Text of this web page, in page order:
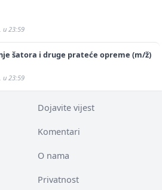
u 23:59
šatora i druge prateće opreme (m/ž)
u 23:59
Dojavite vijest
Komentari
O nama
Privatnost